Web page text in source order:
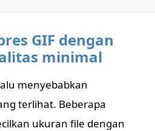
GIF dengan
minimal
menyebabkan
terlihat. Beberapa
ukuran file dengan